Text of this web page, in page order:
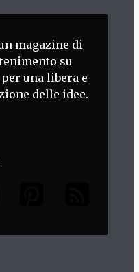
magazine di
su
una libera e
delle idee.